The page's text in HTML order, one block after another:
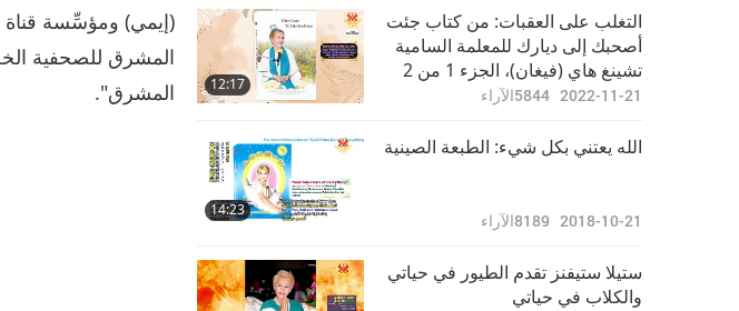
(إيمي) ومؤسِّسة قناة
المشرق للصحفية
المشرق".
12:17
التغلب على العقبات: من كتاب جئت
أصحبك إلى ديارك للمعلمة السامية
تشينغ هاي (فيغان)، الجزء 1 من 2
2022-11-21
5844الآراء
14:23
الله يعتني بكل شيء: الطبعة الصينية
2018-10-21
8189الآراء
ستيلا ستيفنز تقدم الطيور في حياتي
والكلاب في حياتي